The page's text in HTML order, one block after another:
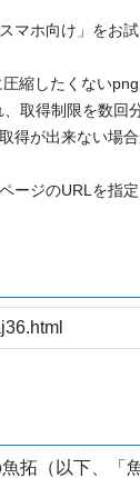
マホ向け」をお試
縮したくない
取得制限を数回
得が出来ない場
ージのURLを指
拓（以下、